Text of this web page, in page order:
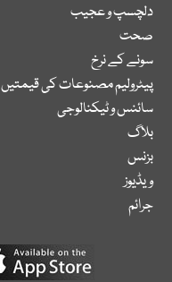
دلچسپ و عجیب
صحت
سونے کے نرخ
پیٹرولیم مصنوعات کی قیمتیں
سائنس و ٹیکنالوجی
بلاگ
بزنس
ویڈیوز
جرائم